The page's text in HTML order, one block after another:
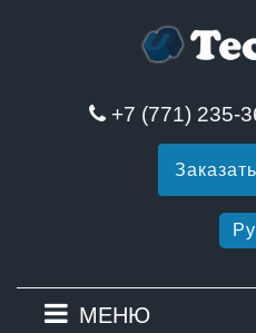
+7 (771) 235-
МЕНЮ